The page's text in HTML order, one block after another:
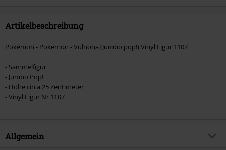
Artikelbeschreibung
Pokémon - Pokemon - Vulnona (Jumbo pop!) Vinyl Figur 1107
- Sammelfigur
- Jumbo Pop!
- Höhe circa 25 Zentimeter
- Vinyl Figur Nr 1107
Allgemein